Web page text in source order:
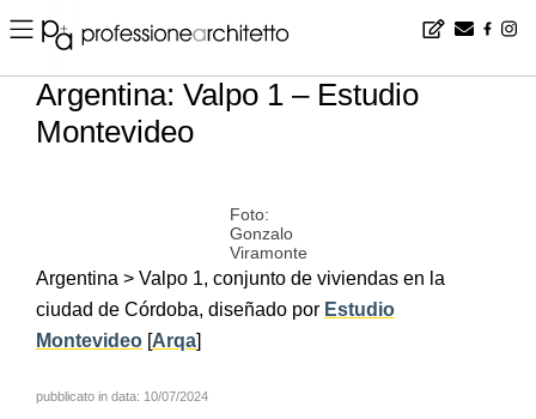
Home ▪ news ▪ es ▪ Argentina: Valpo 1 – Estudio Montevideo
Argentina: Valpo 1 – Estudio
Montevideo
Foto:
Gonzalo
Viramonte
Argentina > Valpo 1, conjunto de viviendas en la
ciudad de Córdoba, diseñado por Estudio
Montevideo [Arqa]
pubblicato in data: 10/07/2024